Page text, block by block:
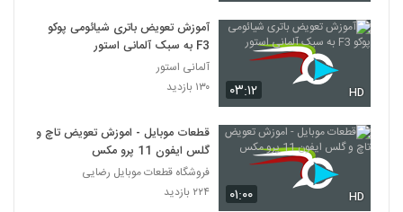
۰۳:۱۲ HD
آموزش تعویض باتری شیائومی پوکو
F3 به سبک آلمانی استور
آلمانی استور
۱۳۰ بازدید
۰۱:۰۰ HD
قطعات موبایل - اموزش تعویض تاچ و
گلس ایفون 11 پرو مکس
فروشگاه قطعات موبایل رضایی
۲۲۴ بازدید